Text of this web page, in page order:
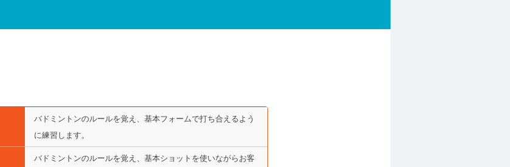
バドミントンのルールを覚え、基本フォームで打ち合えるよう
に練習します。
バドミントンのルールを覚え、基本ショットを使いながらお客